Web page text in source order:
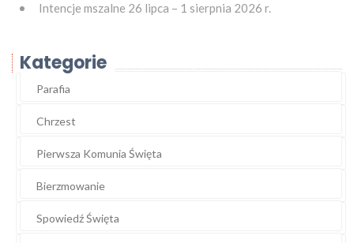
Intencje mszalne 26 lipca – 1 sierpnia 2026 r.
Kategorie
Parafia
Chrzest
Pierwsza Komunia Święta
Bierzmowanie
Spowiedź Święta